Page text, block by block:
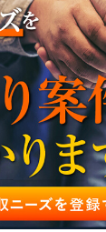
種類
制の適格要件